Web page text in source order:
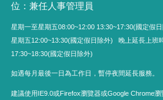
位：兼任人事管理員
星期一至星期五08:00~12:00 13:30~17:30(國定假
星期五12:00~13:30(國定假日除外) 晚上延長上班
17:30~18:30(國定假日除外)
如遇每月最後一日為工作日，暫停夜間延長服務。
建議使用IE9.0或Firefox瀏覽器或Google Chrome